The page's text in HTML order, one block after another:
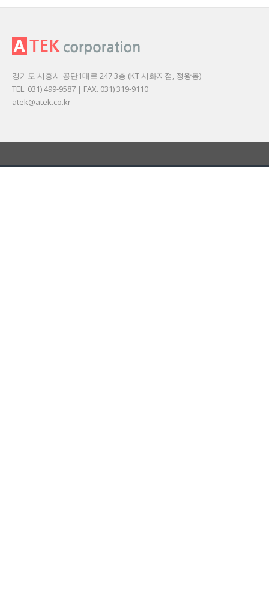
경기도 시흥시 공단1대로 247 3층 (KT 시화지점, 정왕동)
TEL. 031) 499-9587 | FAX. 031) 319-9110
atek@atek.co.kr